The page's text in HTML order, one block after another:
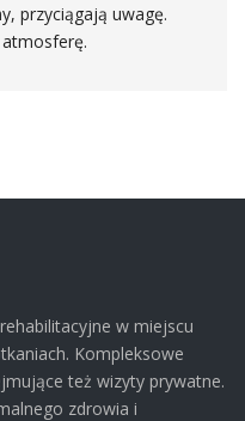
przyciągają uwagę.
w miejscu
Kompleksowe
też wizyty prywatne.
zdrowia i